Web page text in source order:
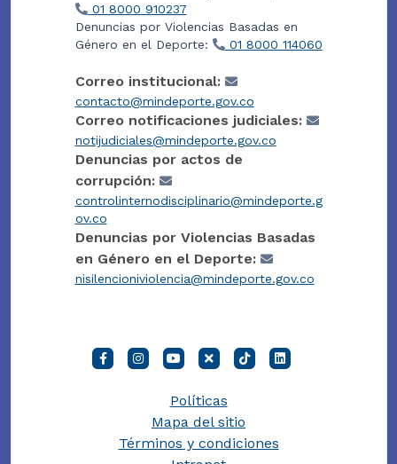
01 8000 910237
Denuncias por Violencias Basadas en
Género en el Deporte:
01 8000 114060
Correo institucional:
contacto@mindeporte.gov.co
Correo notificaciones judiciales:
notijudiciales@mindeporte.gov.co
Denuncias por actos de
corrupción:
controlinternodisciplinario@mindeporte.g
ov.co
Denuncias por Violencias Basadas
en Género en el Deporte:
nisilencioniviolencia@mindeporte.gov.co
Políticas
Mapa del sitio
Términos y condiciones